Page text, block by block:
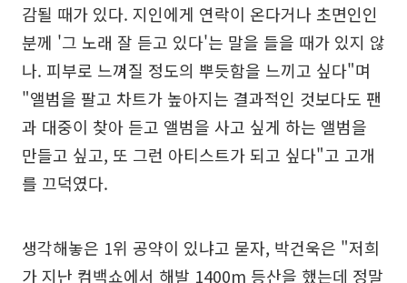
감될 때가 있다. 지인에게 연락이 온다거나 초면인인
분께 '그 노래 잘 듣고 있다'는 말을 들을 때가 있지 않
나. 피부로 느껴질 정도의 뿌듯함을 느끼고 싶다"며
"앨범을 팔고 차트가 높아지는 결과적인 것보다도 팬
과 대중이 찾아 듣고 앨범을 사고 싶게 하는 앨범을
만들고 싶고, 또 그런 아티스트가 되고 싶다"고 고개
를 끄덕였다.
생각해놓은 1위 공약이 있냐고 묻자, 박건욱은 "저희
가 지난 컴백쇼에서 해발 1400m 등산을 했는데 정말